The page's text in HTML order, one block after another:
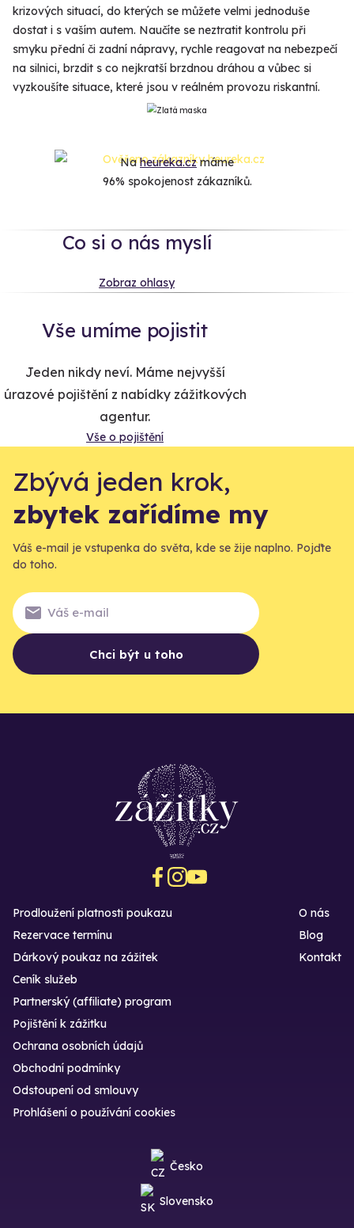
krizových situací, do kterých se můžete velmi jednoduše
dostat i s vaším autem. Naučíte se neztratit kontrolu při
smyku přední či zadní nápravy, rychle reagovat na nebezpečí
na silnici, brzdit s co nejkratší brzdnou dráhou a vůbec si
vyzkoušíte situace, které jsou v reálném provozu riskantní.
Naheureka.czmáme
96% spokojenost zákazníků.
Co si o nás myslí
Zobraz ohlasy
Vše umíme pojistit
Jeden nikdy neví. Máme nejvyšší
úrazové pojištění z nabídky zážitkových
agentur.
Vše o pojištění
Zbývá jeden krok,
zbytek zařídíme my
Váš e-mail je vstupenka do světa, kde se žije naplno. Pojďte
do toho.
Chci být u toho
Prodloužení platnosti poukazu
Rezervace termínu
Dárkový poukaz na zážitek
O nás
Blog
Kontakt
Ceník služeb
Partnerský (affiliate) program
Pojištění k zážitku
Ochrana osobních údajů
Obchodní podmínky
Odstoupení od smlouvy
Prohlášení o používání cookies
Česko
Slovensko